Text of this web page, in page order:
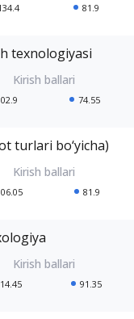
81.9
texnologiyasi
74.55
turlari bo‘yicha)
81.9
91.35